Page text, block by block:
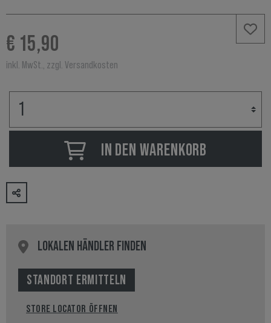
€ 15,90
inkl. MwSt., zzgl. Versandkosten
IN DEN WARENKORB
LOKALEN HÄNDLER FINDEN
STANDORT ERMITTELN
STORE LOCATOR ÖFFNEN